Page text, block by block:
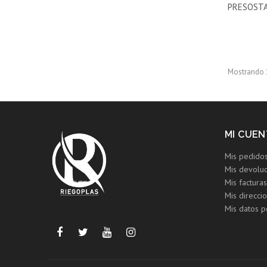
Mostrando
MI
Mis
Mis
Mis
Mis
Mis datos